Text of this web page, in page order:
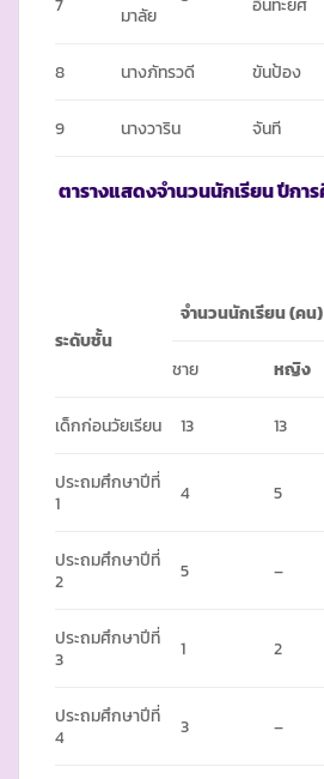
มาลัย
8 นางภัทรวดี ขันป้อง
9 นางวาริน จันที
ตารางแสดงจำนวนนักเรียน ปีกา
ระดับชั้น
จำนวนนักเรียน(คน)
ชาย หญิง
เด็กก่อนวัยเรียน 13 13
ประถมศึกษาปีที่
1
4 5
ประถมศึกษาปีที่
2
5 –
ประถมศึกษาปีที่
3
1 2
ประถมศึกษาปีที่
4
3 –